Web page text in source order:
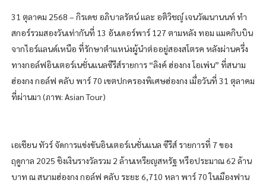
31 ตุลาคม 2568 – กิรเดช อภิบาลรัตน์ และ อติวิชญ์ เจนวัฒนานนท์ ทำ
สกอร์รวมสองวันเท่ากันที่ 13 อันเดอร์พาร์ 127 ตามหลัง ทอม แมคกิบบิน
จากไอร์แลนด์เหนือ ที่รักษาตำแหน่งผู้นำต่ออยู่สองสโตรค หลังผ่านครึ่ง
ทางกอล์ฟอินเตอร์เนชั่นแนลซีรีส์รายการ “ลิงค์ ฮ่องกง โอเพ่น” ที่สนาม
ฮ่องกง กอล์ฟ คลับ พาร์ 70 เขตปกครองพิเศษฮ่องกง เมื่อวันที่ 31 ตุลาคม
ที่ผ่านมา (ภาพ: Asian Tour)
เอเชียน ทัวร์ จัดการแข่งขันอินเตอร์เนชั่นแนล ซีรีส์ รายการที่ 7 ของ
ฤดูกาล 2025 ชิงเงินรางวัลรวม 2 ล้านเหรียญสหรัฐ หรือประมาณ 62 ล้าน
บาท ณ สนามฮ่องกง กอล์ฟ คลับ ระยะ 6,710 หลา พาร์ 70 ในเมืองฟาน